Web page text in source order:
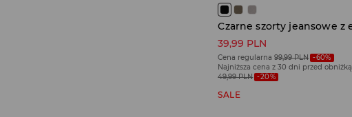
39,99 PLN
Cena regularna 99,99 PLN -60%
Najniższa cena z 30 dni przed obniżką
49,99 PLN -20%
SALE